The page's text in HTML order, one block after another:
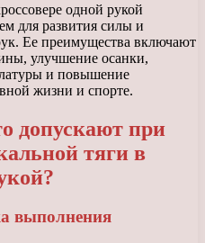
одной рукой
для развития силы и
Ее преимущества включают
улучшение осанки,
и повышение
жизни и спорте.
допускают при
тяги в
выполнения